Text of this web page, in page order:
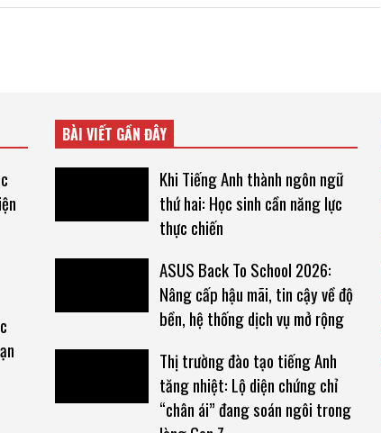
BÀI VIẾT GẦN ĐÂY
Khi Tiếng Anh thành ngôn ngữ
thứ hai: Học sinh cần năng lực
thực chiến
ASUS Back To School 2026:
Nâng cấp hậu mãi, tin cậy về độ
bền, hệ thống dịch vụ mở rộng
Thị trường đào tạo tiếng Anh
tăng nhiệt: Lộ diện chứng chỉ
“chân ái” đang soán ngôi trong